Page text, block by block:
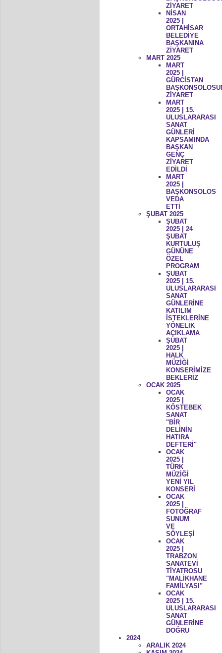
ZİYARET
NİSAN
2025 |
ORTAHİSAR
BELEDİYE
BAŞKANINA
ZİYARET
MART 2025
MART
2025 |
GÜRCİSTAN
ZİYARET
MART
2025 | 15.
ULUSLARARASI
SANAT
GÜNLERİ
KAPSAMINDA
BAŞKAN
GENÇ
ZİYARET
EDİLDİ
MART
2025 |
BAŞKONSOLOS
VEDA
ETTİ
ŞUBAT 2025
ŞUBAT
2025 | 24
ŞUBAT
KURTULUŞ
GÜNÜNE
ÖZEL
PROGRAM
ŞUBAT
2025 | 15.
ULUSLARARASI
SANAT
GÜNLERİNE
KATILIM
İSTEKLERİNE
YÖNELİK
AÇIKLAMA
ŞUBAT
2025 |
HALK
MÜZİĞİ
KONSERİMİZE
BEKLERİZ
OCAK 2025
OCAK
2025 |
KÖSTEBEK
SANAT
"BİR
DELİNİN
HATIRA
DEFTERİ"
OCAK
2025 |
TÜRK
MÜZİĞİ
YENİ YIL
KONSERİ
OCAK
2025 |
FOTOĞRAF
SUNUM
VE
SÖYLEŞİ
OCAK
2025 |
TRABZON
SANATEVİ
TİYATROSU
"MALİKHANE
FAMİLYASI"
OCAK
2025 | 15.
ULUSLARARASI
SANAT
GÜNLERİNE
DOĞRU
2024
ARALIK 2024